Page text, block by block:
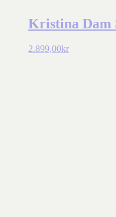
Kristina Dam
2.899,00kr